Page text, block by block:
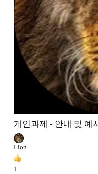
개인과제 - 안내 및 예시
Lion
1